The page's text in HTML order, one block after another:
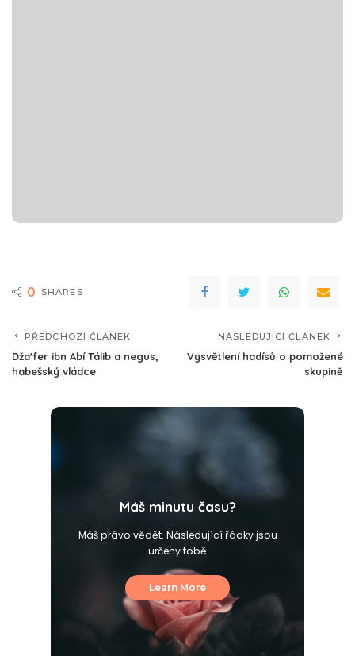
0 SHARES
PŘEDCHOZÍ ČLÁNEK
Dža'fer ibn Abí Tálib a negus,
habešský vládce
NÁSLEDUJÍCÍ ČLÁNEK
Vysvětlení hadísů o pomožené
skupině
Máš minutu času?
Máš právo vědět. Následující řádky jsou
určeny tobě
Learn More